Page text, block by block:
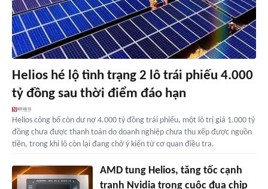
Helios hé lộ tình trạng 2 lô trái phiếu 4.000
tỷ đồng sau thời điểm đáo hạn
Helios công bố còn dư nợ 4.000 tỷ đồng trái phiếu, một lô trị giá 1.000 tỷ
đồng chưa được thanh toán do doanh nghiệp chưa thu xếp được nguồn
tiền, trong khi lô còn lại đang chờ ý kiến từ cơ quan điều tra.
AMD tung Helios, tăng tốc cạnh
tranh Nvidia trong cuộc đua chip